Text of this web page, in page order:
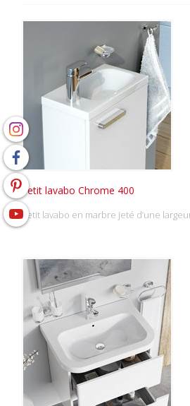
Petit lavabo Chrome 400
petit lavabo en marbre jeté d’une